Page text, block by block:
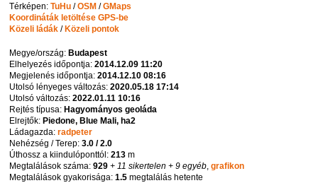
Térképen:TuHu /OSM /GMaps
Koordináták letöltése GPS-be
Közeli ládák /Közeli pontok
Megye/ország:Budapest
Elhelyezés időpontja:2014.12.09 11:20
Megjelenés időpontja:2014.12.10 08:16
Utolsó lényeges változás:2020.05.18 17:14
Utolsó változás:2022.01.11 10:16
Rejtés típusa:Hagyományos geoláda
Elrejtők:Piedone, Blue Mali, ha2
Ládagazda:radpeter
Nehézség / Terep:3.0 / 2.0
Úthossz a kiindulóponttól:213 m
Megtalálások száma:929 + 11 sikertelen + 9 egyéb,grafikon
Megtalálások gyakorisága:1.5 megtalálás hetente